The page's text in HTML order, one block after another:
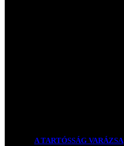
A TARTÓSSÁG VARÁZSA